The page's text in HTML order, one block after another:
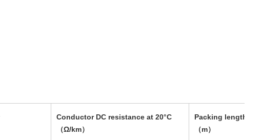
Conductor DC resistance at 20°C
（Ω/km）
Packing length
（m）